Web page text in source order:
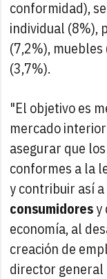
conformidad),
individual (8%),
(7,2%), muebles
(3,7%).
"El objetivo es
mercado
asegurar que
conformes a la
y contribuir así a
consumidoresy
economía, al
creación de
director general